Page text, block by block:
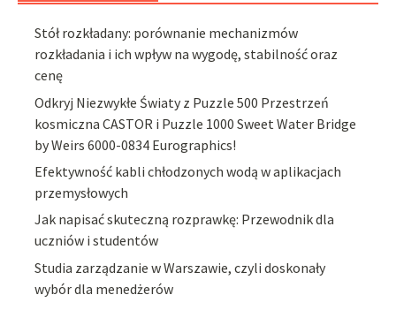
Stół rozkładany: porównanie mechanizmów
rozkładania i ich wpływ na wygodę, stabilność oraz
cenę
Odkryj Niezwykłe Światy z Puzzle 500 Przestrzeń
kosmiczna CASTOR i Puzzle 1000 Sweet Water Bridge
by Weirs 6000-0834 Eurographics!
Efektywność kabli chłodzonych wodą w aplikacjach
przemysłowych
Jak napisać skuteczną rozprawkę: Przewodnik dla
uczniów i studentów
Studia zarządzanie w Warszawie, czyli doskonały
wybór dla menedżerów